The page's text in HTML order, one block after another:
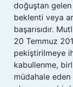
doğuştan
beklenti veya
başarısıdır.
20 Temmuz
pekiştirilmeye
kabullenme,
müdahale